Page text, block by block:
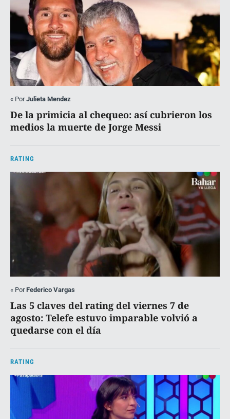
« PorJulieta Mendez
De la primicia al chequeo: así cubrieron los
medios la muerte de Jorge Messi
RATING
« PorFederico Vargas
Las 5 claves del rating del viernes 7 de
agosto: Telefe estuvo imparable volvió a
quedarse con el día
RATING